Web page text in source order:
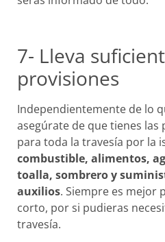
7- Lleva
provisiones
Independientemente de lo
asegúrate de que tienes las
para toda la travesía por la
combustible, alimentos,
toalla, sombrero y
auxilios. Siempre es mejor
corto, por si pudieras
travesía.